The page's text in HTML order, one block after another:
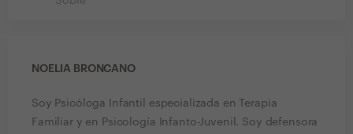
NOELIA BRONCANO
Soy Psicóloga Infantil especializada en Terapia
Familiar y en Psicología Infanto-Juvenil. Soy defensora